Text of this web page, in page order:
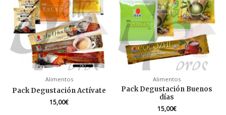
Alimentos
Pack Degustación Actívate
15,00€
Alimentos
Pack Degustación Buenos
días
15,00€